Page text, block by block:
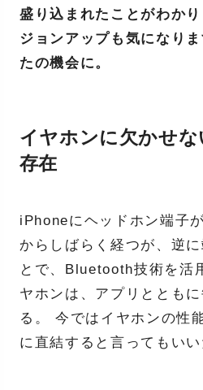
盛り込まれたことがわか
ジョンアップも気になり
たの機会に。
イヤホンに欠かせな
存在
iPhoneにヘッドホン端子
からしばらく経つが、逆
とで、Bluetooth技術を活
ヤホンは、アプリととも
る。 今ではイヤホンの性
に直結すると言ってもいい